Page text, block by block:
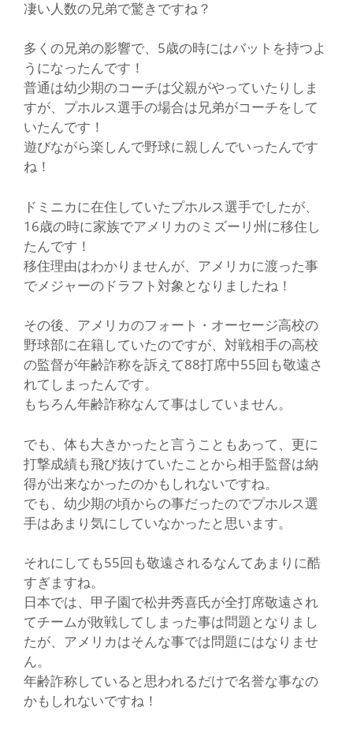
凄い人数の兄弟で驚きですね？
多くの兄弟の影響で、5歳の時にはバットを持つよ
うになったんです！
普通は幼少期のコーチは父親がやっていたりしま
すが、プホルス選手の場合は兄弟がコーチをして
いたんです！
遊びながら楽しんで野球に親しんでいったんです
ね！
ドミニカに在住していたプホルス選手でしたが、
16歳の時に家族でアメリカのミズーリ州に移住し
たんです！
移住理由はわかりませんが、アメリカに渡った事
でメジャーのドラフト対象となりましたね！
その後、アメリカのフォート・オーセージ高校の
野球部に在籍していたのですが、対戦相手の高校
の監督が年齢詐称を訴えて88打席中55回も敬遠さ
れてしまったんです。
もちろん年齢詐称なんて事はしていません。
でも、体も大きかったと言うこともあって、更に
打撃成績も飛び抜けていたことから相手監督は納
得が出来なかったのかもしれないですね。
でも、幼少期の頃からの事だったのでプホルス選
手はあまり気にしていなかったと思います。
それにしても55回も敬遠されるなんてあまりに酷
すぎますね。
日本では、甲子園で松井秀喜氏が全打席敬遠され
てチームが敗戦してしまった事は問題となりまし
たが、アメリカはそんな事では問題にはなりませ
ん。
年齢詐称していると思われるだけで名誉な事なの
かもしれないですね！